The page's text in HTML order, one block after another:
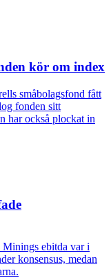
kör om index
småbolagsfond fått
fonden sitt
har också plockat in
Minings ebitda var i
konsensus, medan